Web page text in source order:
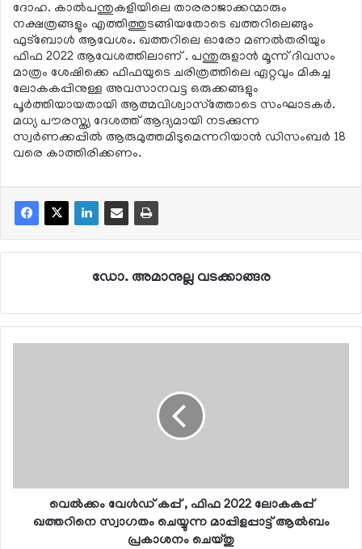
ദോഹ. കാല്‍പന്തുകളിയിലെ താരരാജാക്കന്മാരും
നക്ഷത്രങ്ങളും എത്തിത്തുടങ്ങിയതോടെ ഖത്തറിലെങ്ങും
ഫുട്‌ബോള്‍ ആവേശം. ഖത്തറിലെ ഓരോ മണല്‍തരിയും
ഫിഫ 2022 ആവേശത്തിലാണ് . പന്തുരുളാന്‍ മൂന്ന് ദിവസം
മാത്രം ശേഷിക്കെ ഫിഫയുടെ ചരിത്രത്തിലെ ഏറ്റവും മികച്ച
ലോകകപ്പിനുള്ള അവസാനവട്ട ഒരുക്കങ്ങളും
പൂര്‍ത്തിയായതായി ആത്മവിശ്വാസ്‌ത്തോടെ സംഘാടകര്‍.
മധ്യ പൗരസ്ത്യ ദേശത്ത് ആദ്യമായി നടക്കുന്ന
സ്വര്‍ണക്കപ്പില്‍ ആരുമുത്തമിടുമെന്നറിയാന്‍ ഡിസംബര്‍ 18
വരെ കാത്തിരിക്കണം.
ഡോ. അമാനുല്ല വടക്കാങ്ങര
വെല്‍ക്കം വേള്‍ഡ് കപ്പ് , ഫിഫ 2022 ലോകകപ്പ്
ഖത്തറിനെ സ്വാഗതം ചെയ്യുന്ന മാപ്പിളപ്പാട്ട് ആല്‍ബം
പ്രകാശനം ചെയ്തു